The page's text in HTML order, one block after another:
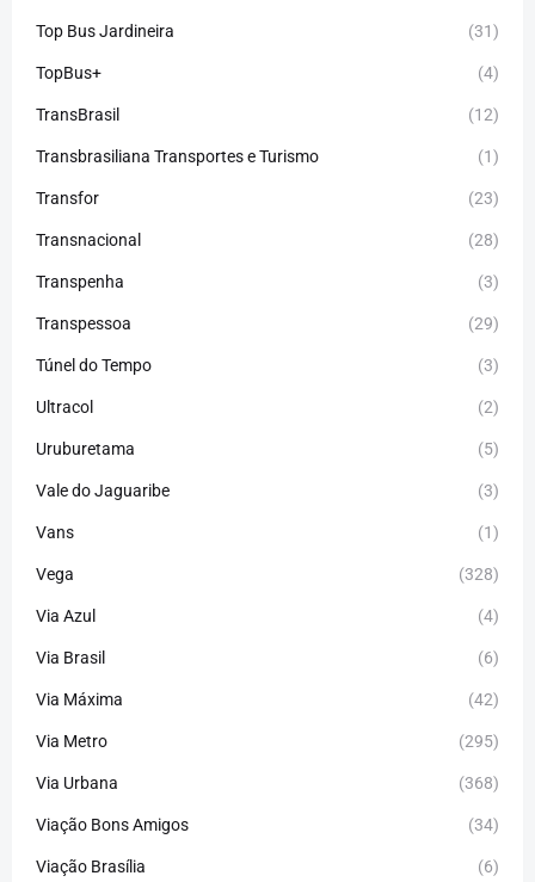
Top Bus Jardineira (31)
TopBus+ (4)
TransBrasil (12)
Transbrasiliana Transportes e Turismo (1)
Transfor (23)
Transnacional (28)
Transpenha (3)
Transpessoa (29)
Túnel do Tempo (3)
Ultracol (2)
Uruburetama (5)
Vale do Jaguaribe (3)
Vans (1)
Vega (328)
Via Azul (4)
Via Brasil (6)
Via Máxima (42)
Via Metro (295)
Via Urbana (368)
Viação Bons Amigos (34)
Viação Brasília (6)